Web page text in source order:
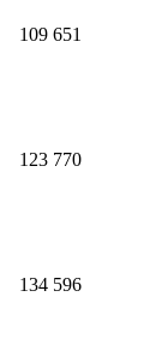
109 651
123 770
134 596